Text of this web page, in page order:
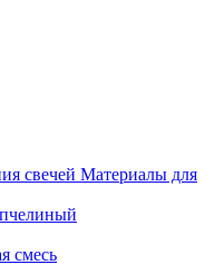
Материалы для
смесь